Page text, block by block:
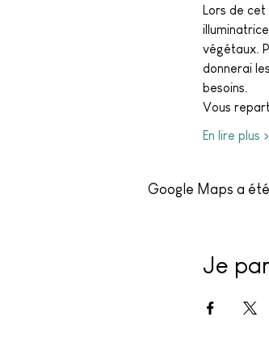
Lors de
végétaux.
donnerai
besoins.
Vous
En lire plus >
Google Maps a
Je